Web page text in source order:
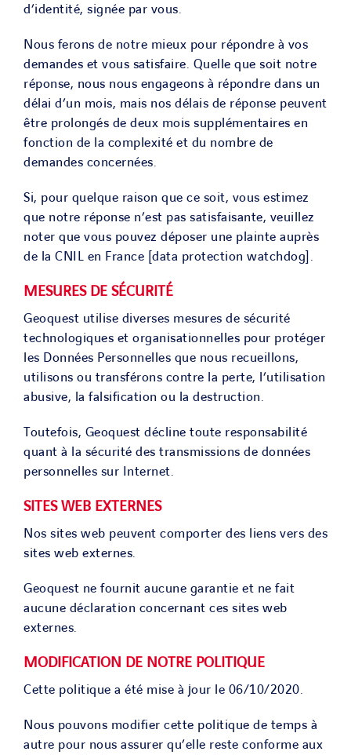
d’identité, signée par vous.
Nous ferons de notre mieux pour répondre à vos
demandes et vous satisfaire. Quelle que soit notre
réponse, nous nous engageons à répondre dans un
délai d’un mois, mais nos délais de réponse peuvent
être prolongés de deux mois supplémentaires en
fonction de la complexité et du nombre de
demandes concernées.
Si, pour quelque raison que ce soit, vous estimez
que notre réponse n’est pas satisfaisante, veuillez
noter que vous pouvez déposer une plainte auprès
de la CNIL en France [data protection watchdog].
MESURES DE SÉCURITÉ
Geoquest utilise diverses mesures de sécurité
technologiques et organisationnelles pour protéger
les Données Personnelles que nous recueillons,
utilisons ou transférons contre la perte, l’utilisation
abusive, la falsification ou la destruction.
Toutefois, Geoquest décline toute responsabilité
quant à la sécurité des transmissions de données
personnelles sur Internet.
SITES WEB EXTERNES
Nos sites web peuvent comporter des liens vers des
sites web externes.
Geoquest ne fournit aucune garantie et ne fait
aucune déclaration concernant ces sites web
externes.
MODIFICATION DE NOTRE POLITIQUE
Cette politique a été mise à jour le 06/10/2020.
Nous pouvons modifier cette politique de temps à
autre pour nous assurer qu’elle reste conforme aux